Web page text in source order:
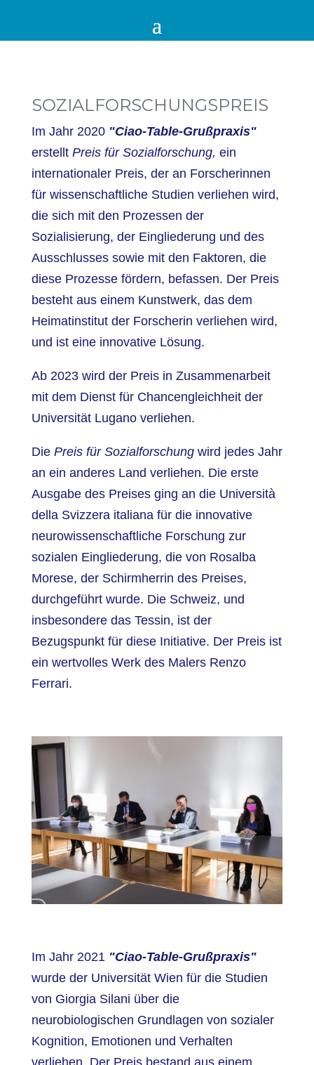
SOZIALFORSCHUNGSPREIS
Im Jahr 2020 "Ciao-Table-Grußpraxis"
erstellt Preis für Sozialforschung, ein
internationaler Preis, der an Forscherinnen
für wissenschaftliche Studien verliehen wird,
die sich mit den Prozessen der
Sozialisierung, der Eingliederung und des
Ausschlusses sowie mit den Faktoren, die
diese Prozesse fördern, befassen. Der Preis
besteht aus einem Kunstwerk, das dem
Heimatinstitut der Forscherin verliehen wird,
und ist eine innovative Lösung.
Ab 2023 wird der Preis in Zusammenarbeit
mit dem Dienst für Chancengleichheit der
Universität Lugano verliehen.
Die Preis für Sozialforschungwird jedes Jahr
an ein anderes Land verliehen. Die erste
Ausgabe des Preises ging an die Università
della Svizzera italiana für die innovative
neurowissenschaftliche Forschung zur
sozialen Eingliederung, die von Rosalba
Morese, der Schirmherrin des Preises,
durchgeführt wurde. Die Schweiz, und
insbesondere das Tessin, ist der
Bezugspunkt für diese Initiative. Der Preis ist
ein wertvolles Werk des Malers Renzo
Ferrari.
Im Jahr 2021 "Ciao-Table-Grußpraxis"
wurde der Universität Wien für die Studien
von Giorgia Silani über die
neurobiologischen Grundlagen von sozialer
Kognition, Emotionen und Verhalten
verliehen. Der Preis bestand aus einem